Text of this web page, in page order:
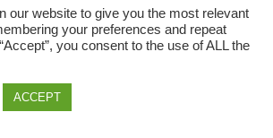
WordPress
our website to give you the most relevant
your preferences and repeat
you consent to the use of ALL the
ACCEPT